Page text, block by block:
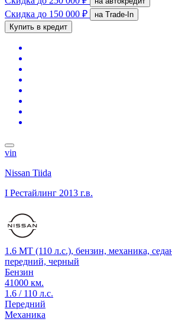
Скидка до 150 000 ₽
на Trade-In
Купить в кредит
vin
Nissan Tiida
I Рестайлинг 2013 г.в.
1.6 MT (110 л.с.), бензин, механика,
передний, черный
Бензин
41000 км.
1.6 / 110 л.с.
Передний
Механика